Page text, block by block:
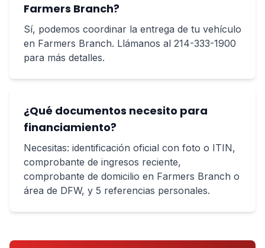
Farmers Branch?
Sí, podemos coordinar la entrega de tu vehículo
en Farmers Branch. Llámanos al 214-333-1900
para más detalles.
¿Qué documentos necesito para
financiamiento?
Necesitas: identificación oficial con foto o ITIN,
comprobante de ingresos reciente,
comprobante de domicilio en Farmers Branch o
área de DFW, y 5 referencias personales.